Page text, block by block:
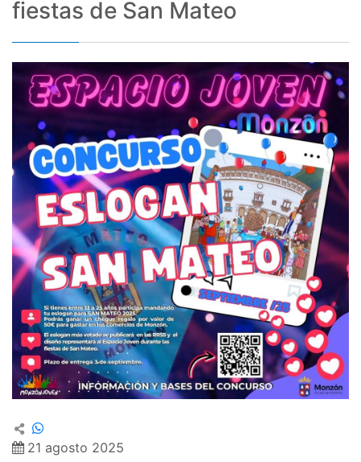
fiestas de San Mateo
21 agosto 2025